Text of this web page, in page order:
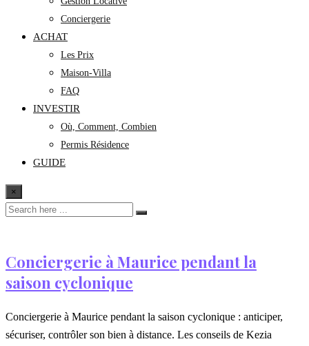
Conciergerie
ACHAT
Les Prix
Maison-Villa
FAQ
INVESTIR
Où, Comment, Combien
Permis Résidence
GUIDE
×
Conciergerie à Maurice pendant la
saison cyclonique
Conciergerie à Maurice pendant la saison cyclonique : anticiper,
sécuriser, contrôler son bien à distance. Les conseils de Kezia